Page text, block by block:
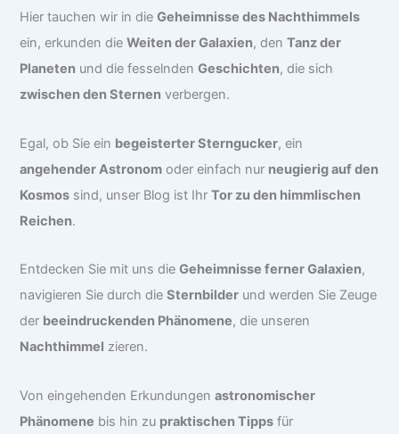
Hier tauchen wir in dieGeheimnisse des Nachthimmels
ein, erkunden dieWeiten der Galaxien, denTanz der
Planeten und die fesselndenGeschichten, die sich
zwischen den Sternen verbergen.
Egal, ob Sie ein begeisterter Sterngucker, ein
angehender Astronom oder einfach nur neugierig auf den
Kosmos sind, unser Blog ist IhrTor zu den himmlischen
Reichen.
Entdecken Sie mit uns dieGeheimnisse ferner Galaxien,
navigieren Sie durch dieSternbilder und werden Sie Zeuge
der beeindruckenden Phänomene, die unseren
Nachthimmel zieren.
Von eingehenden Erkundungenastronomischer
Phänomene bis hin zu praktischen Tipps für